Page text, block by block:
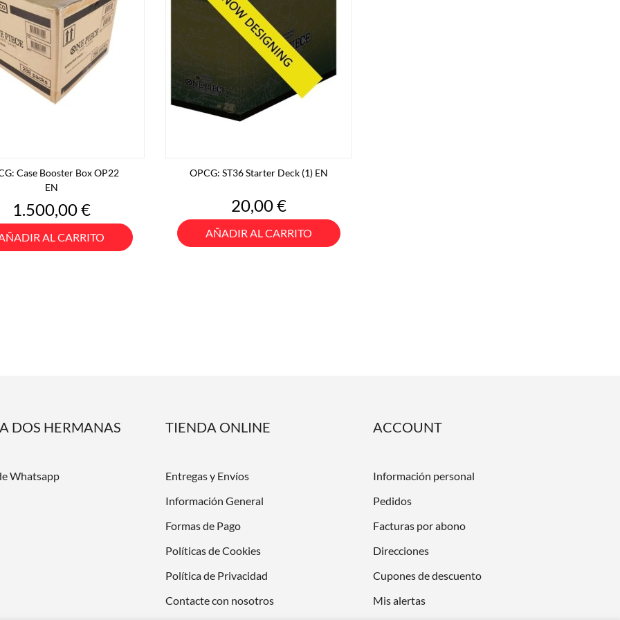
Case Booster Box OP22
EN
Precio
1.500,00 €
AL CARRITO
OPCG: ST36 Starter Deck (1) EN
Precio
20,00 €
AÑADIR AL CARRITO
DOS HERMANAS
Whatsapp
TIENDA ONLINE
Entregas y Envíos
Información General
Formas de Pago
Políticas de Cookies
Política de Privacidad
Contacte con nosotros
ACCOUNT
Información personal
Pedidos
Facturas por abono
Direcciones
Cupones de descuento
Mis alertas